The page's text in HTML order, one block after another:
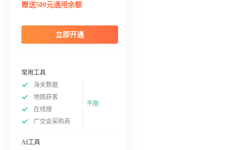
赠送500元通用余额
立即开通
常用工具
海关数据
地图获客
在线搜
广交会采购商
不限
AI工具